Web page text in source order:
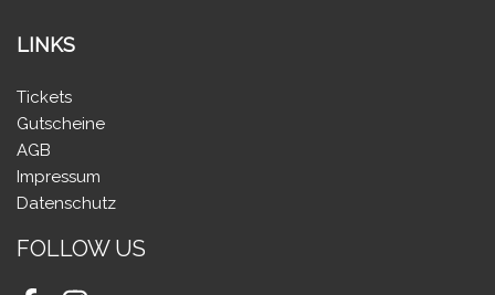
LINKS
Tickets
Gutscheine
AGB
Impressum
Datenschutz
FOLLOW US